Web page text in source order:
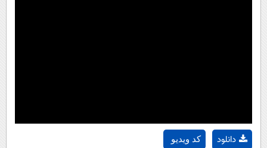
کد ویدیو دانلود